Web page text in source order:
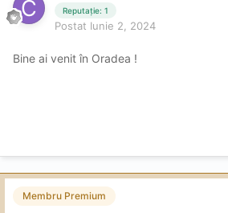
Reputație: 1
Postat Iunie 2, 2024
Bine ai venit în Oradea !
Membru Premium